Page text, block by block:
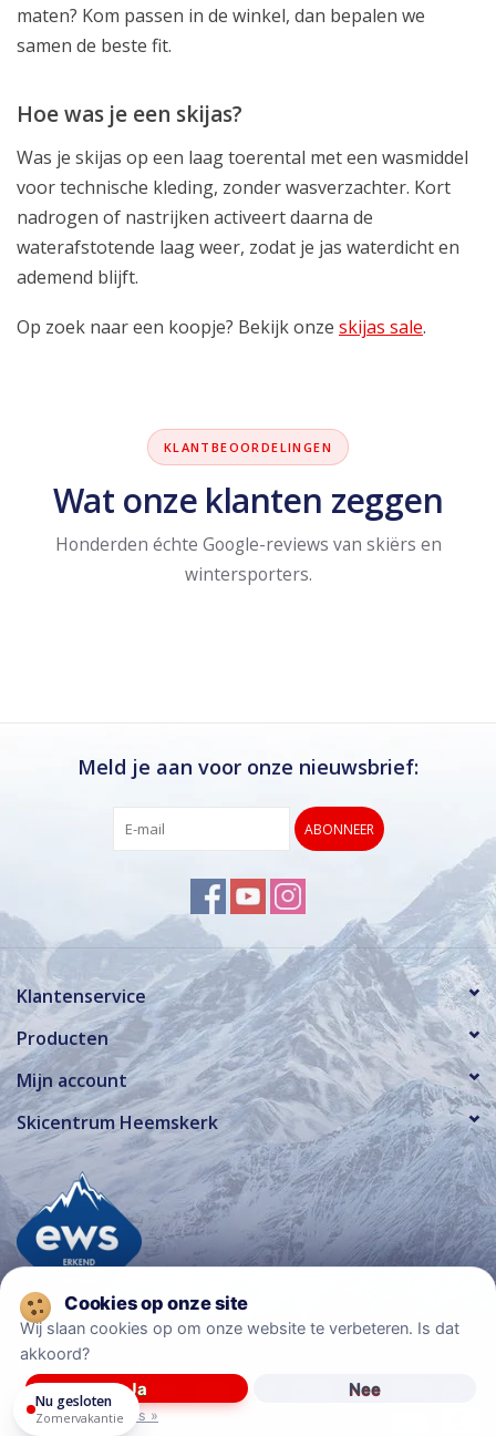
maten? Kom passen in de winkel, dan bepalen we
samen de beste fit.
Hoe was je een skijas?
Was je skijas op een laag toerental met een wasmiddel
voor technische kleding, zonder wasverzachter. Kort
nadrogen of nastrijken activeert daarna de
waterafstotende laag weer, zodat je jas waterdicht en
ademend blijft.
Op zoek naar een koopje? Bekijk onze skijas sale.
KLANTBEOORDELINGEN
Wat onze klanten zeggen
Honderden échte Google-reviews van skiërs en
wintersporters.
Meld je aan voor onze nieuwsbrief:
ABONNEER
Klantenservice
Producten
Mijn account
Skicentrum Heemskerk
© Copyright 2026 Skicentrum Heemskerk
Wij slaan cookies op om onze website te verbeteren. Is dat
akkoord?
Ja Nee
Meer over cookies »
Nu gesloten
Zomervakantie